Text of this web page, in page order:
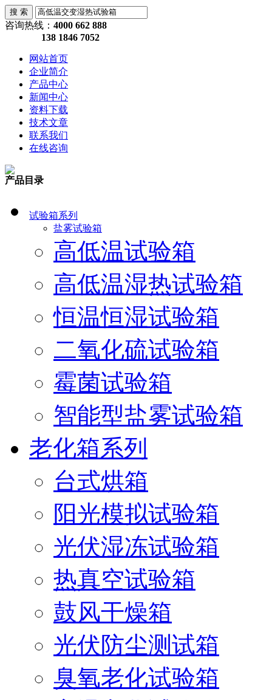
咨询热线： 4000 662 888
138 1846 7052
网站首页
企业简介
产品中心
新闻中心
资料下载
技术文章
联系我们
在线咨询
产品目录
试验箱系列
盐雾试验箱
高低温试验箱
高低温湿热试验箱
恒温恒湿试验箱
二氧化硫试验箱
霉菌试验箱
智能型盐雾试验箱
老化箱系列
台式烘箱
阳光模拟试验箱
光伏湿冻试验箱
热真空试验箱
鼓风干燥箱
光伏防尘测试箱
臭氧老化试验箱